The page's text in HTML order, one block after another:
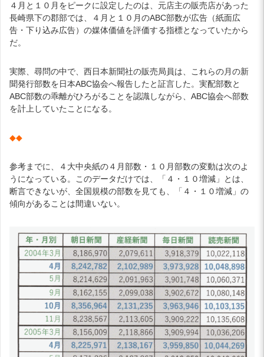
４月と１０月をピークに設定したのは、元店主の販売店があった
長崎県下の郡部では、４月と１０月のABC部数が広告（紙面広
告・下り込み広告）の媒体価値を評価する指標となっていたから
だ。
実際、尋問の中で、西日本新聞社の販売局員は、これらの月の新
聞発行部数を日本ABC協会へ報告したと証言した。実配部数と
ABC部数の乖離がひろがることを認識しながら、ABC協会へ部数
を計上していたことになる。
◆◆
参考までに、４大中央紙の４月部数・１０月部数の変動は次のよ
うになっている。このデータだけでは、「４・１０増減」とは、
断言できないが、全国規模の部数を見ても、「４・１０増減」の
傾向があることは間違いない。